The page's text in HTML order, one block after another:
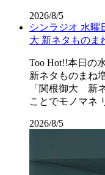
2026/8/5
シンラジオ 水曜
大 新ネタものま
Too Hot!!本日の
新ネタものまね
「関根御大 新
ことでモノマネ
2026/8/5